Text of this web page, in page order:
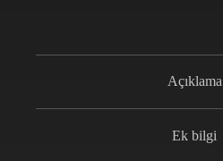
Açıklama
Ek bilgi